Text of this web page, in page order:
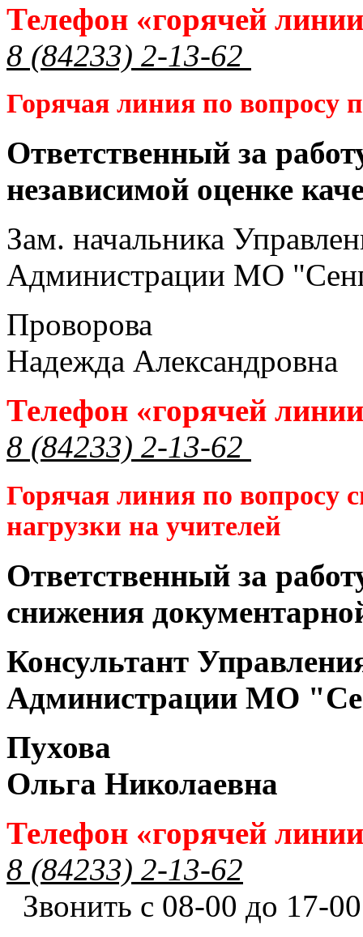
Телефон «горячей
8 (84233) 2-13-62
Горячая линия по вопросу
Ответственный за
независимой оценке
Зам. начальника
Администрации МО
Проворова
Надежда Александровна
Телефон «горячей
8 (84233) 2-13-62
Горячая линия по вопросу
нагрузки на учителей
Ответственный за
снижения
Консультант
Администрации МО
Пухова
Ольга Николаевна
Телефон «горячей
8 (84233) 2-13-62
Звонить с 08-00 до 17-